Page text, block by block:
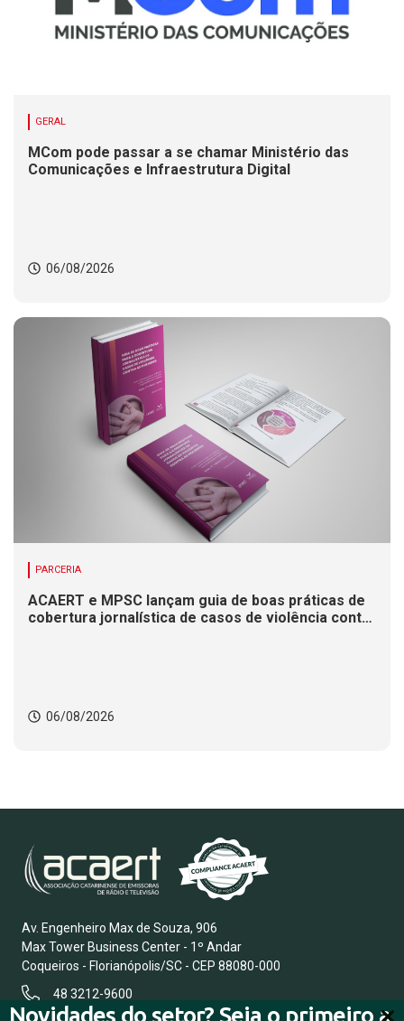
Novidades do setor? Seja o primeiro a
GERAL
MCom pode passar a se chamar Ministério das
Comunicações e Infraestrutura Digital
06/08/2026
PARCERIA
ACAERT e MPSC lançam guia de boas práticas de
cobertura jornalística de casos de violência contra
06/08/2026
Av. Engenheiro Max de Souza, 906
Max Tower Business Center - 1º Andar
Coqueiros - Florianópolis/SC - CEP 88080-000
48 3212-9600